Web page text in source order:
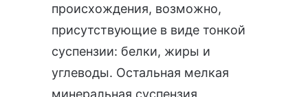
происхождения, возможно,
присутствующие в виде тонкой
суспензии: белки, жиры и
углеводы. Остальная мелкая
минеральная суспензия